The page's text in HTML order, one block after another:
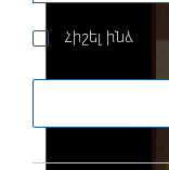
Հիշել ինձ